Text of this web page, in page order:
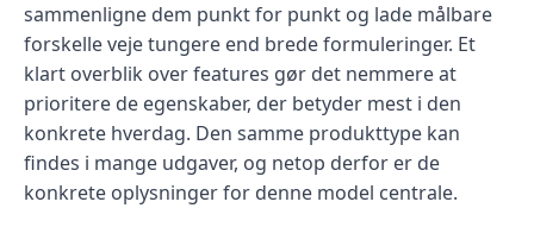
sammenligne dem punkt for punkt og lade målbare
forskelle veje tungere end brede formuleringer. Et
klart overblik over features gør det nemmere at
prioritere de egenskaber, der betyder mest i den
konkrete hverdag. Den samme produkttype kan
findes i mange udgaver, og netop derfor er de
konkrete oplysninger for denne model centrale.